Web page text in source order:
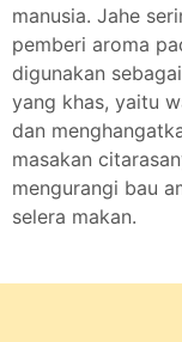
manusia. Jahe
pemberi aroma
digunakan
yang khas, yaitu
dan
masakan
mengurangi bau
selera makan.